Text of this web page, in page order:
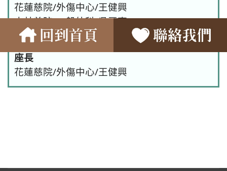
花蓮慈院/外傷中心/王健興
大林慈院/一般外科/吳晉嘉
台中慈院/外傷科/蔡佳宏
座長
花蓮慈院/外傷中心/王健興